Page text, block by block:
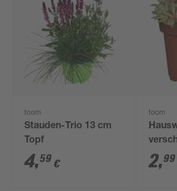
toom
Stauden-Trio 13 cm
Topf
4,59 €
toom
10,5
2,99